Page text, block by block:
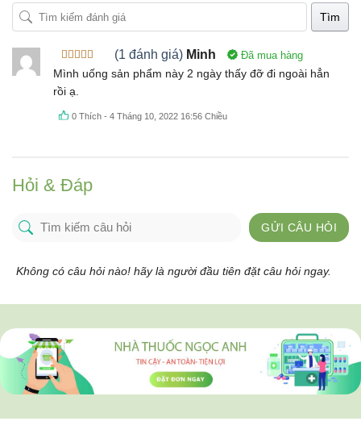
Tìm
Được xếp
hạng55
sao
(1 đánh giá) Minh Đã mua hàng
Mình uống sản phẩm này 2 ngày thấy đỡ đi ngoài hẳn
rồi ạ.
0 Thích -4 Tháng 10, 2022 16:56 Chiều
Hỏi & Đáp
GỬI CÂU HỎI
Không có câu hỏi nào! hãy là người đầu tiên đặt câu hỏi ngay.